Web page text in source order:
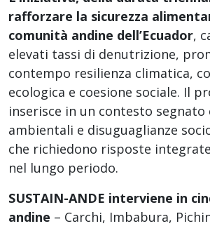
rafforzare la sicurezza
comunità andine dell’Ecuador,
elevati tassi di denutrizione,
contempo resilienza climatica,
ecologica e coesione sociale. Il
inserisce in un contesto
ambientali e disuguaglianze
che richiedono risposte
nel lungo periodo.
SUSTAIN-ANDE interviene in
andine – Carchi, Imbabura,